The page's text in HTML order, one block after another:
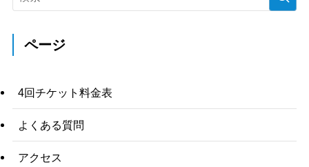
ページ
4回チケット料金表
よくある質問
アクセス